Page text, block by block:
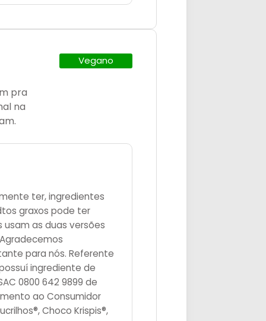
pra
na
Vegano
ter, ingredientes
graxos pode ter
as duas versões
para nós. Referente
ingrediente de
0800 642 9899 de
ao Consumidor
Choco Krispis®,